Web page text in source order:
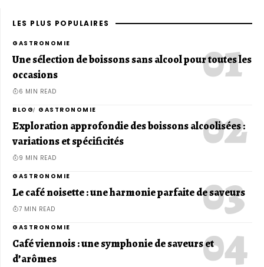
LES PLUS POPULAIRES
GASTRONOMIE
Une sélection de boissons sans alcool pour toutes les
occasions
6 MIN READ
BLOG GASTRONOMIE
Exploration approfondie des boissons alcoolisées :
variations et spécificités
9 MIN READ
GASTRONOMIE
Le café noisette : une harmonie parfaite de saveurs
7 MIN READ
GASTRONOMIE
Café viennois : une symphonie de saveurs et
d’arômes